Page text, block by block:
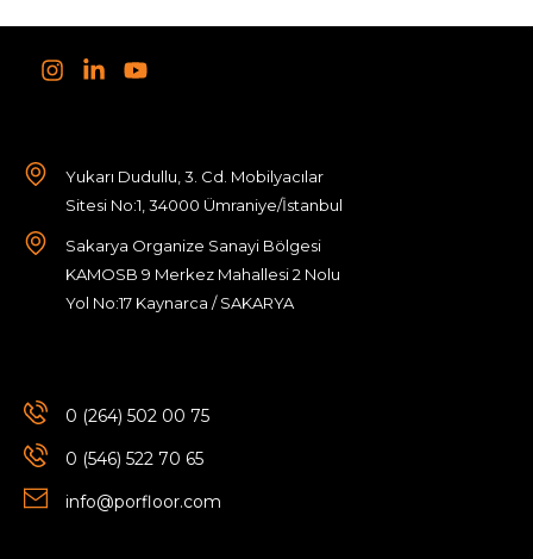
0 (264) 502 00 75
0 (546) 522 70 65
info@porfloor.com
Yukarı Dudullu, 3. Cd. Mobilyacılar
Sitesi No:1, 34000 Ümraniye/İstanbul
Sakarya Organize Sanayi Bölgesi
KAMOSB 9 Merkez Mahallesi 2 Nolu
Yol No:17 Kaynarca / SAKARYA